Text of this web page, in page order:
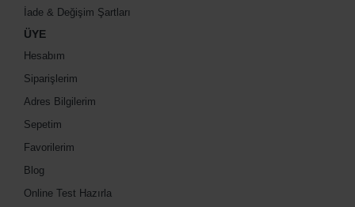
İade & Değişim Şartları
ÜYE
Hesabım
Siparişlerim
Adres Bilgilerim
Sepetim
Favorilerim
Blog
Online Test Hazırla